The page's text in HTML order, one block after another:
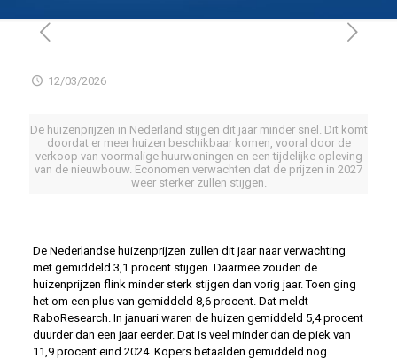
12/03/2026
De huizenprijzen in Nederland stijgen dit jaar minder snel. Dit komt
doordat er meer huizen beschikbaar komen, vooral door de
verkoop van voormalige huurwoningen en een tijdelijke opleving
van de nieuwbouw. Economen verwachten dat de prijzen in 2027
weer sterker zullen stijgen.
De Nederlandse huizenprijzen zullen dit jaar naar verwachting
met gemiddeld 3,1 procent stijgen. Daarmee zouden de
huizenprijzen flink minder sterk stijgen dan vorig jaar. Toen ging
het om een plus van gemiddeld 8,6 procent. Dat meldt
RaboResearch. In januari waren de huizen gemiddeld 5,4 procent
duurder dan een jaar eerder. Dat is veel minder dan de piek van
11,9 procent eind 2024. Kopers betaalden gemiddeld nog